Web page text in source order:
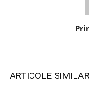
ARTICOLE